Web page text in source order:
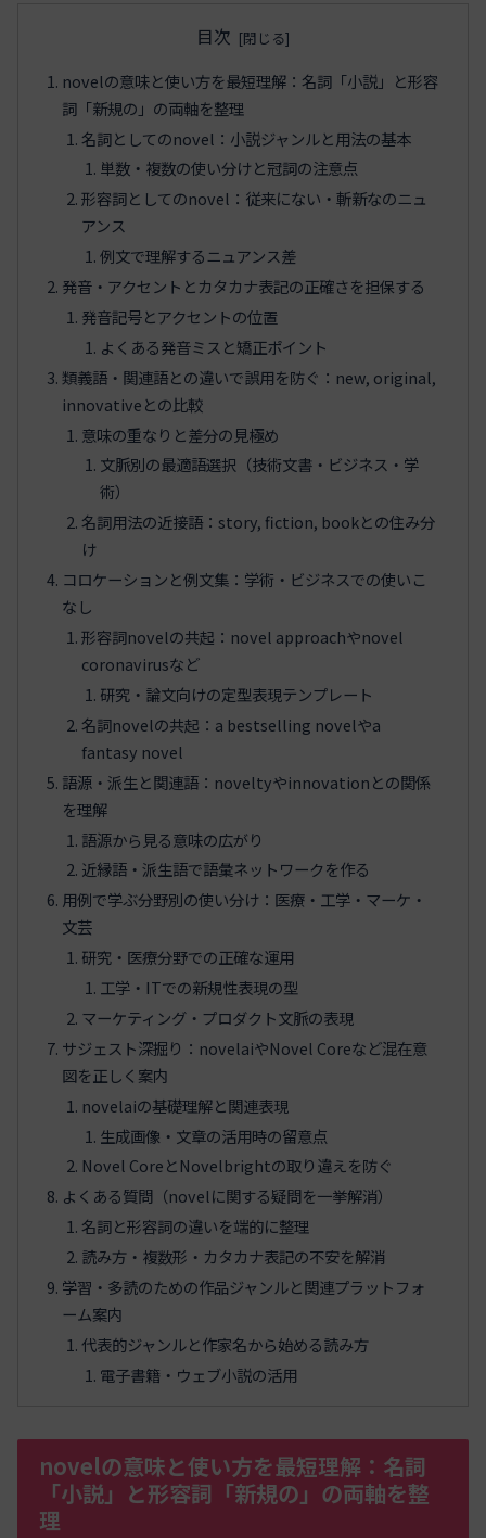
目次
novelの意味と使い方を最短理解：名詞「小説」と形容
詞「新規の」の両軸を整理
名詞としてのnovel：小説ジャンルと用法の基本
単数・複数の使い分けと冠詞の注意点
形容詞としてのnovel：従来にない・斬新なのニュ
アンス
例文で理解するニュアンス差
発音・アクセントとカタカナ表記の正確さを担保する
発音記号とアクセントの位置
よくある発音ミスと矯正ポイント
類義語・関連語との違いで誤用を防ぐ：new, original,
innovativeとの比較
意味の重なりと差分の見極め
文脈別の最適語選択（技術文書・ビジネス・学
術）
名詞用法の近接語：story, fiction, bookとの住み分
け
コロケーションと例文集：学術・ビジネスでの使いこ
なし
形容詞novelの共起：novel approachやnovel
coronavirusなど
研究・論文向けの定型表現テンプレート
名詞novelの共起：a bestselling novelやa
fantasy novel
語源・派生と関連語：noveltyやinnovationとの関係
を理解
語源から見る意味の広がり
近縁語・派生語で語彙ネットワークを作る
用例で学ぶ分野別の使い分け：医療・工学・マーケ・
文芸
研究・医療分野での正確な運用
工学・ITでの新規性表現の型
マーケティング・プロダクト文脈の表現
サジェスト深掘り：novelaiやNovel Coreなど混在意
図を正しく案内
novelaiの基礎理解と関連表現
生成画像・文章の活用時の留意点
Novel CoreとNovelbrightの取り違えを防ぐ
よくある質問（novelに関する疑問を一挙解消）
名詞と形容詞の違いを端的に整理
読み方・複数形・カタカナ表記の不安を解消
学習・多読のための作品ジャンルと関連プラットフォ
ーム案内
代表的ジャンルと作家名から始める読み方
電子書籍・ウェブ小説の活用
novelの意味と使い方を最短理解：名詞
「小説」と形容詞「新規の」の両軸を整
理